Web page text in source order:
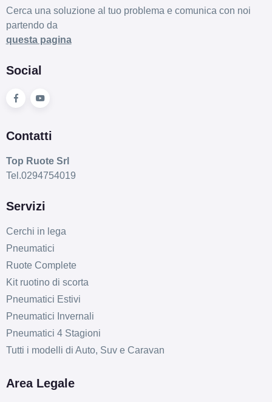
Cerca una soluzione al tuo problema e comunica con noi
partendo da
questa pagina
Social
Contatti
Top Ruote Srl
Tel.0294754019
Servizi
Cerchi in lega
Pneumatici
Ruote Complete
Kit ruotino di scorta
Pneumatici Estivi
Pneumatici Invernali
Pneumatici 4 Stagioni
Tutti i modelli di Auto, Suv e Caravan
Area Legale